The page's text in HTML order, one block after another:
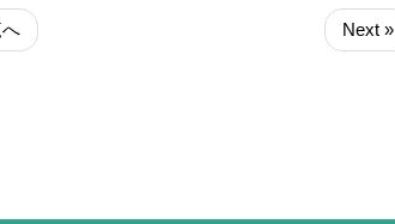
Next »